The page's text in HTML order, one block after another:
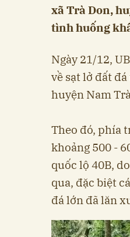
xã Trà Don,
tình huống
Ngày 21/12,
về sạt lở đất
huyện Nam
Theo đó, phía
khoảng 500 -
quốc lộ 40B,
qua, đặc biệt
đá lớn đã lăn